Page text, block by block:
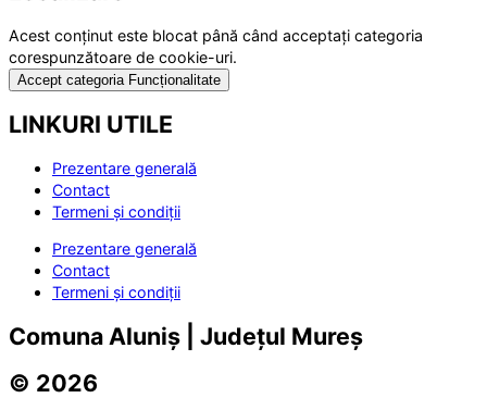
Acest conținut este blocat până când acceptați categoria
corespunzătoare de cookie-uri.
Accept categoria Funcționalitate
LINKURI UTILE
Prezentare generală
Contact
Termeni și condiții
Prezentare generală
Contact
Termeni și condiții
Comuna Aluniș | Județul Mureș
© 2026